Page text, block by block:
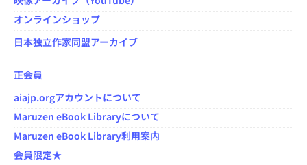
オンラインショップ
日本独立作家同盟アーカイブ
正会員
aiajp.orgアカウントについて
Maruzen eBook Libraryについて
Maruzen eBook Library利用案内
会員限定★